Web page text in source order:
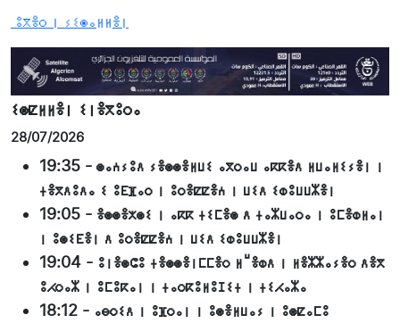
ⵓⴳⴻⵔ ⵏ ⵢⵉⵙⴰⵍⵍⴻⵏ
ⵉⵙⵇⵍⵍⴻⵏ ⵉⵏⴻⴳⵓⵔⴰ
28/07/2026
19:35 - ⵙⴰⵄⵢⵓⴷ ⵢⴻⵙⵙⴻⵍⵡⵉ ⴰⴳⵔⴰⵡ ⴰⴽⴽⴻⴷ ⵍⵡⴰⵍⵉⵢⴻⵏ ⵏ
ⵜⴻⴳⴷⵓⴷⴰ ⵉ ⵓⴹⴼⴰⵔ ⵏ ⵓⵔⴻⵇⵇⴻⵄ ⵏ ⵡⵉⴷ ⵉⵀⵓⵡⵡⵣⴻⵏ
19:05 - ⴻⵙⵙⴻⵅⵙⵉ ⵏ ⴰⴽⴽ ⵜⵉⵎⴻⵙ ⴷ ⵜⴰⵣⵡⴰⵔⴰ ⵏ ⵓⵎⴻⵀⵍⴰⵏ
ⵏ ⵓⵙⵉⴹⴻⵏ ⴷ ⵓⵔⴻⵇⵇⴻⵄ ⵏ ⵡⵉⴷ ⵉⵀⵓⵡⵡⵣⴻⵏ
19:04 - ⵓⵏⴻⵙⵛⵓ ⵜⴻⵙⵙⴻⵏⵎⵎⴻⵔ ⵍⵯⴻⵀⴷ ⵏ ⵍⴻⵣⵣⴰⵢⴻⵔ ⴷⴻⴳ
ⵓⵃⵔⴰⵣ ⵏ ⵓⵎⵓⴽⴰⵏ ⵏ ⵜⴰⵔⴽⵓⵍⵓⵊⵉⵜ ⵏ ⵜⵉⵃⴰⵣⴰ
18:12 - ⴰⴱⵔⵉⴷ ⵏ ⵓⴼⵔⴰⵏ ⵏ ⵓⵙⴻⵍⵡⴰⵢ ⵏ ⵓⵙⵇⴰⵎⵓ